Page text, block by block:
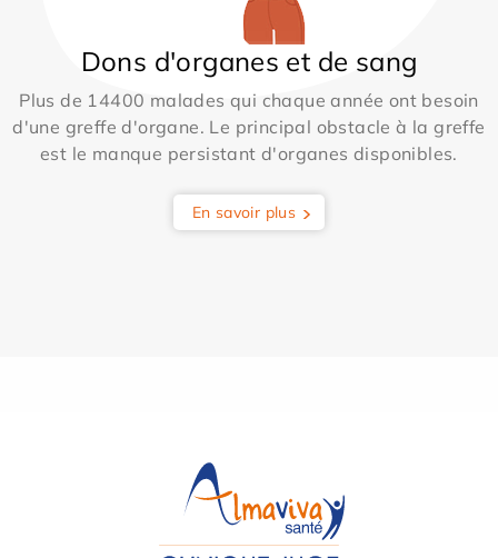
Dons d'organes et de sang
Plus de 14400 malades qui chaque année ont besoin
d'une greffe d'organe. Le principal obstacle à la greffe
est le manque persistant d'organes disponibles.
En savoir plus